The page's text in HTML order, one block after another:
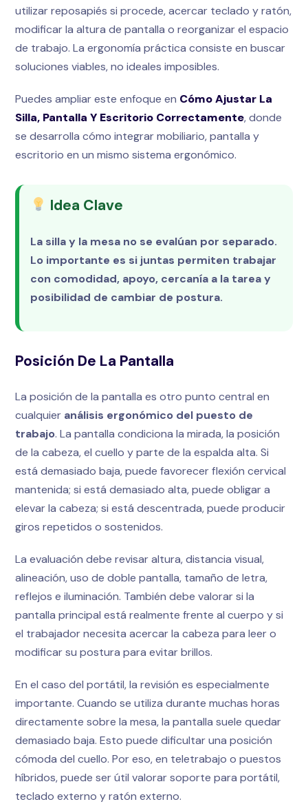
utilizar reposapiés si procede, acercar teclado y ratón,
modificar la altura de pantalla o reorganizar el espacio
de trabajo. La ergonomía práctica consiste en buscar
soluciones viables, no ideales imposibles.
Puedes ampliar este enfoque en Cómo Ajustar La
Silla, Pantalla Y Escritorio Correctamente, donde
se desarrolla cómo integrar mobiliario, pantalla y
escritorio en un mismo sistema ergonómico.
Idea Clave
La silla y la mesa no se evalúan por separado.
Lo importante es si juntas permiten trabajar
con comodidad, apoyo, cercanía a la tarea y
posibilidad de cambiar de postura.
Posición De La Pantalla
La posición de la pantalla es otro punto central en
cualquier análisis ergonómico del puesto de
trabajo. La pantalla condiciona la mirada, la posición
de la cabeza, el cuello y parte de la espalda alta. Si
está demasiado baja, puede favorecer flexión cervical
mantenida; si está demasiado alta, puede obligar a
elevar la cabeza; si está descentrada, puede producir
giros repetidos o sostenidos.
La evaluación debe revisar altura, distancia visual,
alineación, uso de doble pantalla, tamaño de letra,
reflejos e iluminación. También debe valorar si la
pantalla principal está realmente frente al cuerpo y si
el trabajador necesita acercar la cabeza para leer o
modificar su postura para evitar brillos.
En el caso del portátil, la revisión es especialmente
importante. Cuando se utiliza durante muchas horas
directamente sobre la mesa, la pantalla suele quedar
demasiado baja. Esto puede dificultar una posición
cómoda del cuello. Por eso, en teletrabajo o puestos
híbridos, puede ser útil valorar soporte para portátil,
teclado externo y ratón externo.